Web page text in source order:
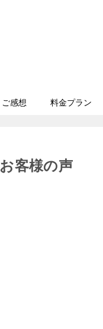
ご感想 料金プラン
客様の声